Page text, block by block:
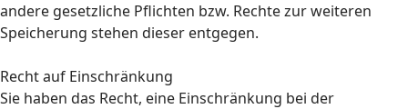
andere gesetzliche Pflichten bzw. Rechte zur weiteren
Speicherung stehen dieser entgegen.
Recht auf Einschränkung
Sie haben das Recht, eine Einschränkung bei der